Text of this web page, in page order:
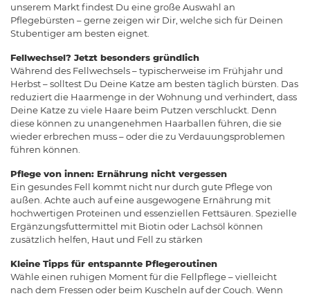
unserem Markt findest Du eine große Auswahl an
Pflegebürsten – gerne zeigen wir Dir, welche sich für Deinen
Stubentiger am besten eignet.
Fellwechsel? Jetzt besonders gründlich
Während des Fellwechsels – typischerweise im Frühjahr und
Herbst – solltest Du Deine Katze am besten täglich bürsten. Das
reduziert die Haarmenge in der Wohnung und verhindert, dass
Deine Katze zu viele Haare beim Putzen verschluckt. Denn
diese können zu unangenehmen Haarballen führen, die sie
wieder erbrechen muss – oder die zu Verdauungsproblemen
führen können.
Pflege von innen: Ernährung nicht vergessen
Ein gesundes Fell kommt nicht nur durch gute Pflege von
außen. Achte auch auf eine ausgewogene Ernährung mit
hochwertigen Proteinen und essenziellen Fettsäuren. Spezielle
Ergänzungsfuttermittel mit Biotin oder Lachsöl können
zusätzlich helfen, Haut und Fell zu stärken
Kleine Tipps für entspannte Pflegeroutinen
Wähle einen ruhigen Moment für die Fellpflege – vielleicht
nach dem Fressen oder beim Kuscheln auf der Couch. Wenn